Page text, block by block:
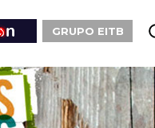
GRUPO EITB